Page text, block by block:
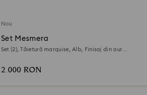
Nou
Set Mesmera
Set (2), Tăietură marquise, Alb, Finisaj din aur
2.000 RON